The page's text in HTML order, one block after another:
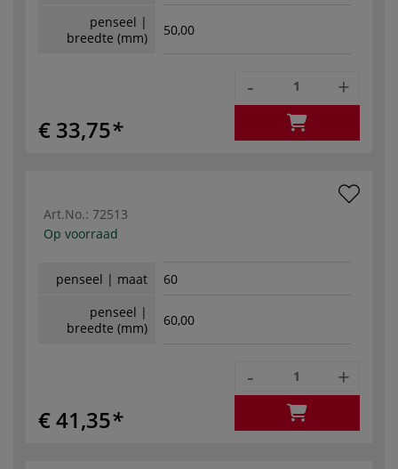
penseel |
breedte (mm)
50,00
€ 33,75
- +
Art.No.: 72513
Op voorraad
penseel | maat
60
penseel |
breedte (mm)
60,00
€ 41,35
- +